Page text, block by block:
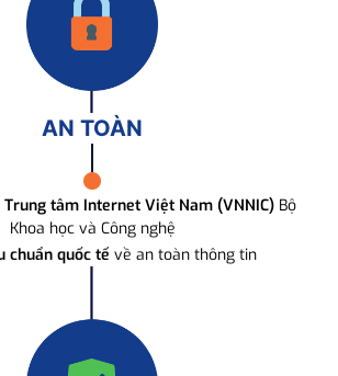
AN TOÀN
Trung tâm Internet Việt Nam (VNNIC) Bộ
Khoa học và Công nghệ
chuẩn quốc tế về an toàn thông tin